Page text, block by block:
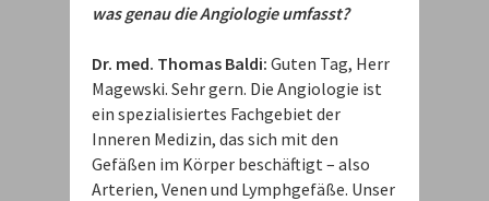
was genau die Angiologie umfasst?
Dr. med. Thomas Baldi: Guten Tag, Herr
Magewski. Sehr gern. Die Angiologie ist
ein spezialisiertes Fachgebiet der
Inneren Medizin, das sich mit den
Gefäßen im Körper beschäftigt – also
Arterien, Venen und Lymphgefäße. Unser